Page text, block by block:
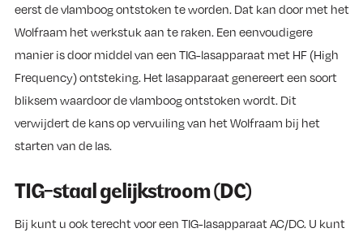
eerst de vlamboog ontstoken te worden. Dat kan door met het
Wolfraam het werkstuk aan te raken. Een eenvoudigere
manier is door middel van een TIG-lasapparaat met HF (High
Frequency) ontsteking. Het lasapparaat genereert een soort
bliksem waardoor de vlamboog ontstoken wordt. Dit
verwijdert de kans op vervuiling van het Wolfraam bij het
starten van de las.
TIG-staal gelijkstroom (DC)
Bij kunt u ook terecht voor een TIG-lasapparaat AC/DC. U kunt